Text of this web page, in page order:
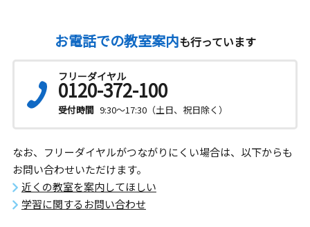
お電話での教室案内も行っています
フリーダイヤル
0120-372-100
受付時間 9:30～17:30（土日、祝日除く）
なお、フリーダイヤルがつながりにくい場合は、以下からも
お問い合わせいただけます。
近くの教室を案内してほしい
学習に関するお問い合わせ